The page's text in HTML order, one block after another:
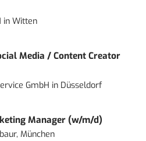
inWitten
Media / Content Creator
GmbH in Düsseldorf
Manager (w/m/d)
München